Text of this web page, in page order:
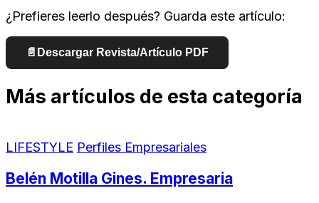
¿Prefieres leerlo después? Guarda este artículo:
📄 Descargar Revista/Artículo PDF
Más artículos de esta categoría
LIFESTYLE Perfiles Empresariales
Belén Motilla Gines. Empresaria